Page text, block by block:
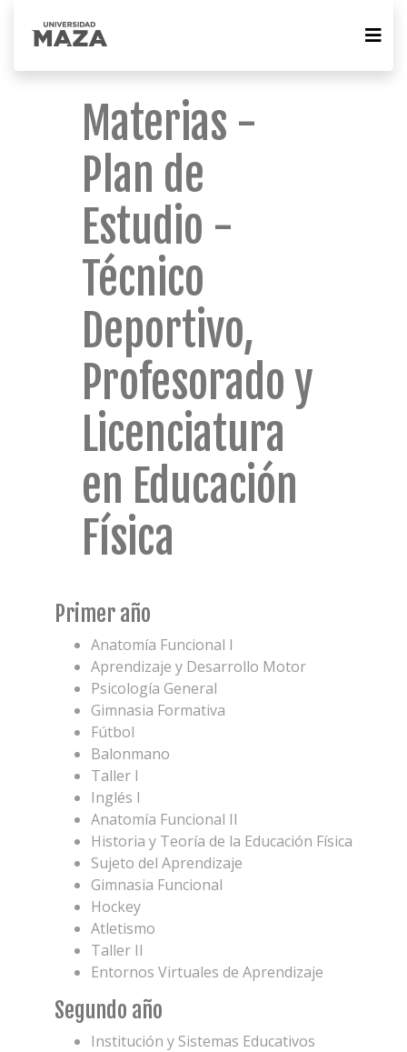
Materias -
Plan de
Estudio -
Técnico
Deportivo,
Profesorado y
Licenciatura
en Educación
Física
Primer año
Anatomía Funcional I
Aprendizaje y Desarrollo Motor
Psicología General
Gimnasia Formativa
Fútbol
Balonmano
Taller I
Inglés I
Anatomía Funcional II
Historia y Teoría de la Educación Física
Sujeto del Aprendizaje
Gimnasia Funcional
Hockey
Atletismo
Taller II
Entornos Virtuales de Aprendizaje
Segundo año
Institución y Sistemas Educativos